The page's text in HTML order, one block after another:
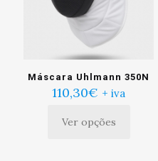
Máscara Uhlmann 350N
110,30€ + iva
Ver opções
Este